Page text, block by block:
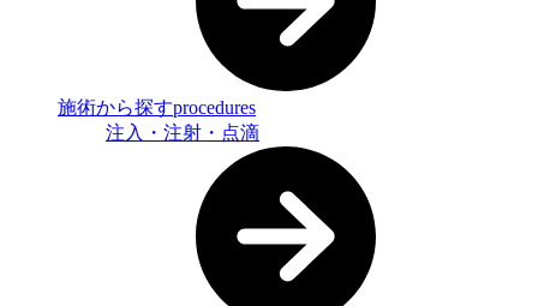
施術から探すprocedures
注入・注射・点滴